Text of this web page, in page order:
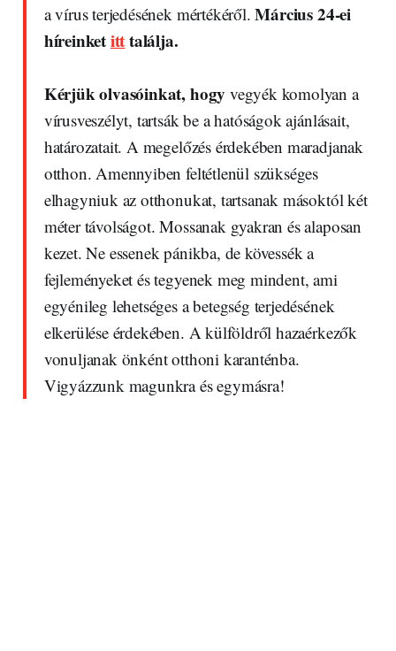
a vírus terjedésének mértékéről.Március 24-ei
híreinketitttalálja.
Kérjük olvasóinkat, hogy vegyék komolyan a
vírusveszélyt, tartsák be a hatóságok ajánlásait,
határozatait. A megelőzés érdekében maradjanak
otthon. Amennyiben feltétlenül szükséges
elhagyniuk az otthonukat, tartsanak másoktól két
méter távolságot. Mossanak gyakran és alaposan
kezet. Ne essenek pánikba, de kövessék a
fejleményeket és tegyenek meg mindent, ami
egyénileg lehetséges a betegség terjedésének
elkerülése érdekében. A külföldről hazaérkezők
vonuljanak önként otthoni karanténba.
Vigyázzunk magunkra és egymásra!